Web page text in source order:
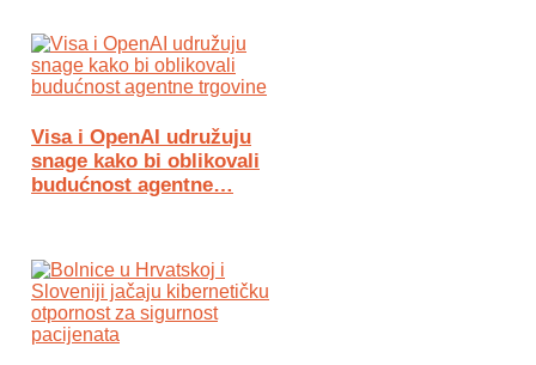
Visa i OpenAI udružuju
snage kako bi oblikovali
budućnost agentne…